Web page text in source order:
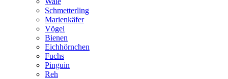
Schmetterling
Marienkäfer
Vögel
Bienen
Eichhörnchen
Fuchs
Pinguin
Reh